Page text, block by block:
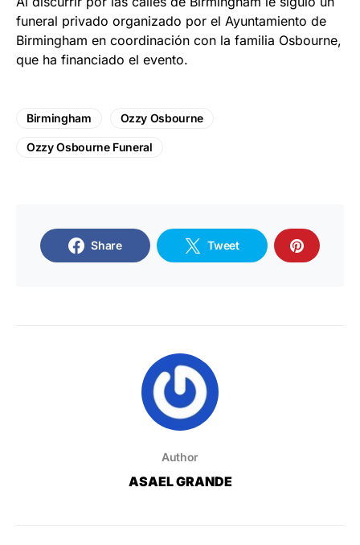
funeral privado organizado por el Ayuntamiento de
Birmingham en coordinación con la familia Osbourne,
que ha financiado el evento.
Birmingham Ozzy Osbourne
Ozzy Osbourne Funeral
Share Tweet
Author
ASAEL GRANDE